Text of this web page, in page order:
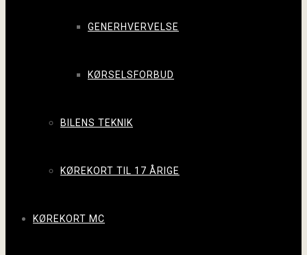
GENERHVERVELSE
KØRSELSFORBUD
BILENS TEKNIK
KØREKORT TIL 17 ÅRIGE
KØREKORT MC